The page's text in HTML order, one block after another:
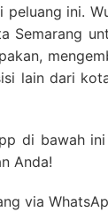
peluang ini.
Semarang
lain dari
di bawah
Anda!
via